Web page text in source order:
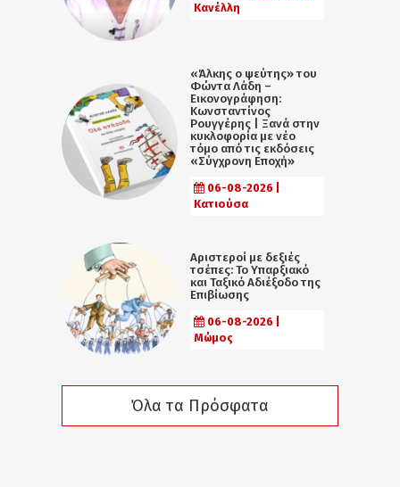
Κανέλλη
«Άλκης ο ψεύτης» του
Φώντα Λάδη –
Εικονογράφηση:
Κωνσταντίνος
Ρουγγέρης | Ξανά στην
κυκλοφορία με νέο
τόμο από τις εκδόσεις
«Σύγχρονη Εποχή»
06-08-2026 |
Κατιούσα
Αριστεροί με δεξιές
τσέπες: Το Υπαρξιακό
και Ταξικό Αδιέξοδο της
Επιβίωσης
06-08-2026 |
Μώμος
Όλα τα Πρόσφατα